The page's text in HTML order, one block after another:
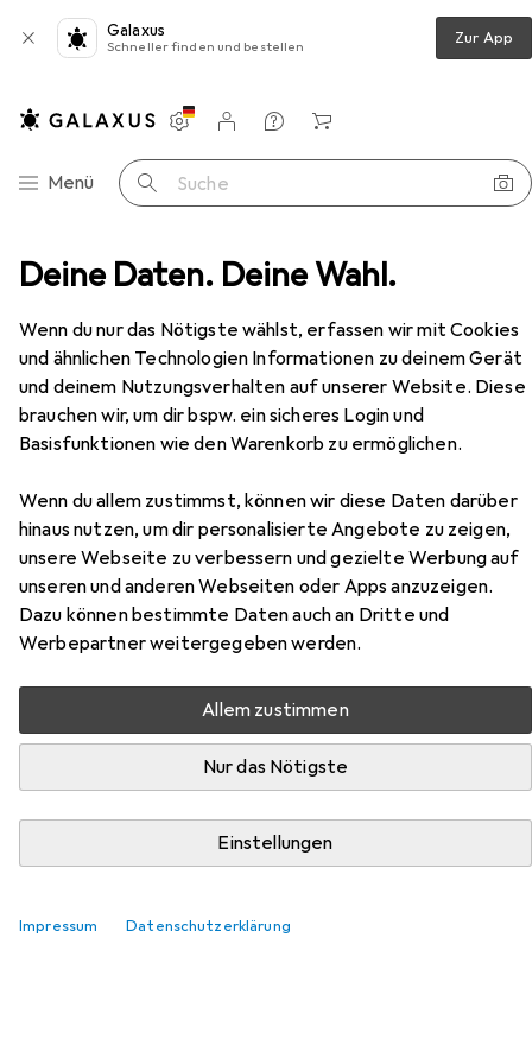
Deine Daten. Deine Wahl.
Wenn du nur das Nötigste wählst, erfassen wir mit Cookies
und ähnlichen Technologien Informationen zu deinem Gerät
und deinem Nutzungsverhalten auf unserer Website. Diese
brauchen wir, um dir bspw. ein sicheres Login und
Basisfunktionen wie den Warenkorb zu ermöglichen.
Wenn du allem zustimmst, können wir diese Daten darüber
hinaus nutzen, um dir personalisierte Angebote zu zeigen,
unsere Webseite zu verbessern und gezielte Werbung auf
unseren und anderen Webseiten oder Apps anzuzeigen.
Dazu können bestimmte Daten auch an Dritte und
Werbepartner weitergegeben werden.
Allem zustimmen
Nur das Nötigste
Einstellungen
Impressum Datenschutzerklärung
Galaxus
Schneller finden und bestellen Zur App
Navigation nach Kategorien
Menü Suche
Einstellungen
Kundenkonto
Vergleichslisten
Merklisten
Warenkorb
Dildo Doc Johnson Crystal Jellies Ballsy Super Cock
EUR
24,78 stattEUR
26,73
Doc JohnsonCrystal Jellies Ballsy
Super Cock
Zubehör für Doc Johnson Crystal
Jellies Ballsy Super Cock
Hier findest du passendes Zubehör zum Produkt Doc
Johnson Crystal Jellies Ballsy Super Cock aus den
Kategorien Gleitmittel und Toy Cleaner.
Beliebt Gleitmittel Toy Cleaner
Relevanz